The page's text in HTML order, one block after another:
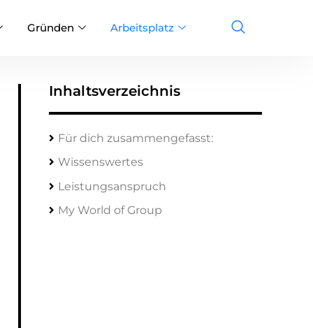
Gründen Arbeitsplatz
Inhaltsverzeichnis
Für dich zusammengefasst:
Wissenswertes
Leistungsanspruch
My World of Group